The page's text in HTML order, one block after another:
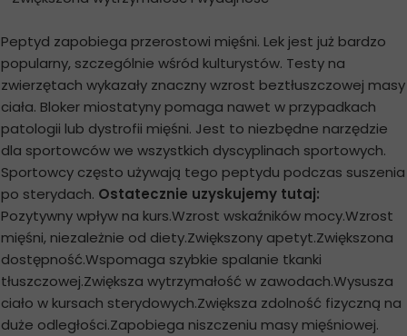
Peptyd zapobiega przerostowi mięśni. Lek jest już bardzo
popularny, szczególnie wśród kulturystów. Testy na
zwierzętach wykazały znaczny wzrost beztłuszczowej masy
ciała. Bloker miostatyny pomaga nawet w przypadkach
patologii lub dystrofii mięśni. Jest to niezbędne narzędzie
dla sportowców we wszystkich dyscyplinach sportowych.
Sportowcy często używają tego peptydu podczas suszenia
po sterydach. Ostatecznie uzyskujemy tutaj:
Pozytywny wpływ na kurs.Wzrost wskaźników mocy.Wzrost
mięśni, niezależnie od diety.Zwiększony apetyt.Zwiększona
dostępność.Wspomaga szybkie spalanie tkanki
tłuszczowej.Zwiększa wytrzymałość w zawodach.Wysusza
ciało w kursach sterydowych.Zwiększa zdolność fizyczną na
duże odległości.Zapobiega niszczeniu masy mięśniowej.